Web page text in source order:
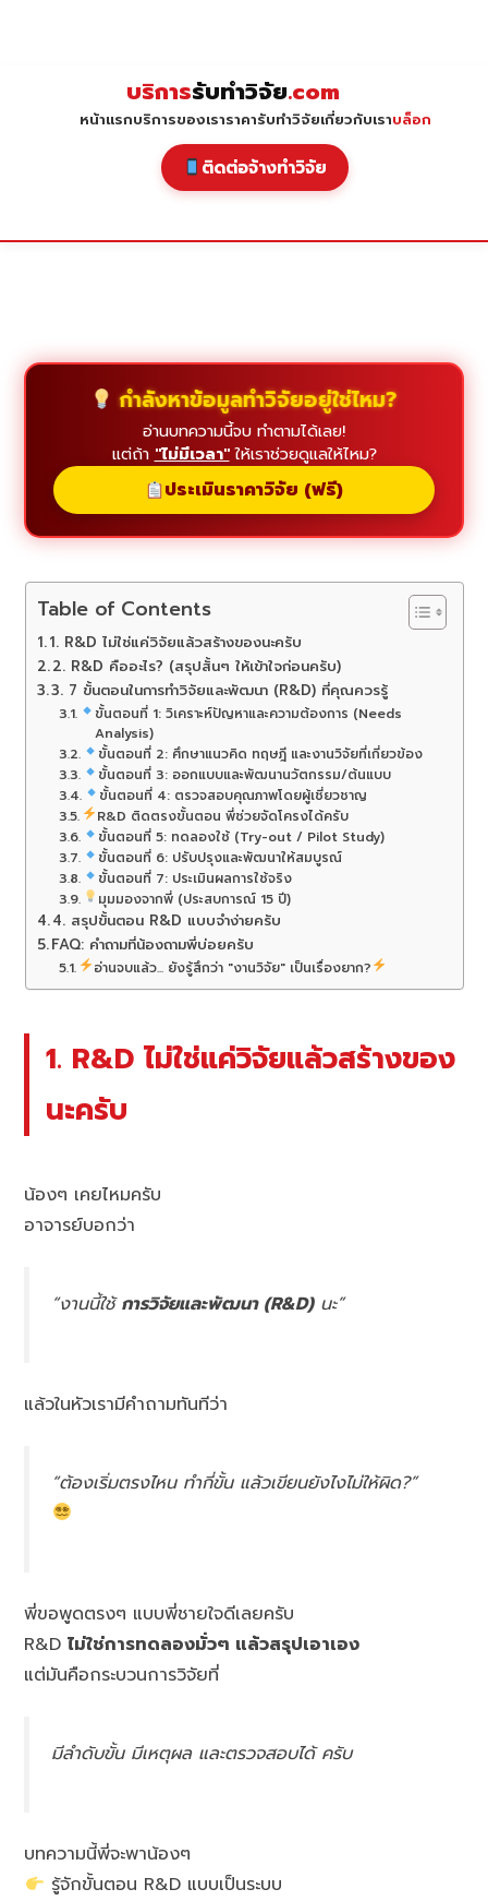
บริการรับทำวิจัย.com
หน้าแรกบริการของเราราคารับทำวิจัยเกี่ยวกับเราบล็อก
ติดต่อจ้างทำวิจัย
กำลังหาข้อมูลทำวิจัยอยู่ใช่ไหม?
อ่านบทความนี้จบ ทำตามได้เลย!
แต่ถ้า "ไม่มีเวลา"ให้เราช่วยดูแลให้ไหม?
ประเมินราคาวิจัย (ฟรี)
Table of Contents
1. R&D ไม่ใช่แค่วิจัยแล้วสร้างของนะครับ
2. R&D คืออะไร? (สรุปสั้นๆ ให้เข้าใจก่อนครับ)
3. 7 ขั้นตอนในการทำวิจัยและพัฒนา (R&D) ที่คุณควรรู้
ขั้นตอนที่ 1: วิเคราะห์ปัญหาและความต้องการ (Needs
Analysis)
ขั้นตอนที่ 2: ศึกษาแนวคิด ทฤษฎี และงานวิจัยที่เกี่ยวข้อง
ขั้นตอนที่ 3: ออกแบบและพัฒนานวัตกรรม/ต้นแบบ
ขั้นตอนที่ 4: ตรวจสอบคุณภาพโดยผู้เชี่ยวชาญ
R&D ติดตรงขั้นตอน พี่ช่วยจัดโครงได้ครับ
ขั้นตอนที่ 5: ทดลองใช้ (Try-out / Pilot Study)
ขั้นตอนที่ 6: ปรับปรุงและพัฒนาให้สมบูรณ์
ขั้นตอนที่ 7: ประเมินผลการใช้จริง
มุมมองจากพี่ (ประสบการณ์ 15 ปี)
4. สรุปขั้นตอน R&D แบบจำง่ายครับ
FAQ: คำถามที่น้องถามพี่บ่อยครับ
อ่านจบแล้ว... ยังรู้สึกว่า "งานวิจัย" เป็นเรื่องยาก?
1. R&D ไม่ใช่แค่วิจัยแล้วสร้างของ
นะครับ
น้องๆ เคยไหมครับ
อาจารย์บอกว่า
“งานนี้ใช้การวิจัยและพัฒนา (R&D)นะ”
แล้วในหัวเรามีคำถามทันทีว่า
“ต้องเริ่มตรงไหน ทำกี่ขั้น แล้วเขียนยังไงไม่ให้ผิด?”
พี่ขอพูดตรงๆ แบบพี่ชายใจดีเลยครับ
R&Dไม่ใช่การทดลองมั่วๆ แล้วสรุปเอาเอง
แต่มันคือกระบวนการวิจัยที่
มีลำดับขั้น มีเหตุผล และตรวจสอบได้ครับ
บทความนี้พี่จะพาน้องๆ
รู้จักขั้นตอน R&D แบบเป็นระบบ